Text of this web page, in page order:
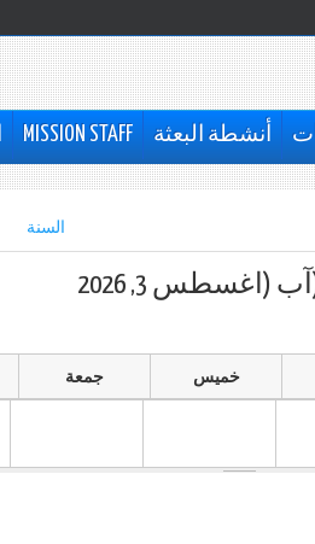
أنشطة البعثة MISSION STAFF
السنة
خميس جمعة